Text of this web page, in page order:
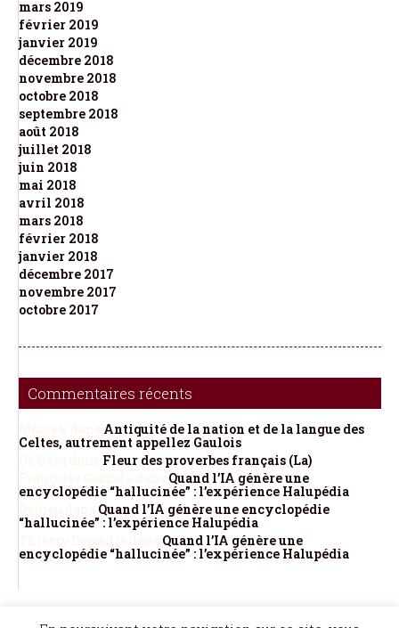
mars 2019
février 2019
janvier 2019
décembre 2018
novembre 2018
octobre 2018
septembre 2018
août 2018
juillet 2018
juin 2018
mai 2018
avril 2018
mars 2018
février 2018
janvier 2018
décembre 2017
novembre 2017
octobre 2017
Commentaires récents
Antiquité de la nation et de la langue des
Celtes, autrement appellez Gaulois
Fleur des proverbes français (La)
Quand l’IA génère une
encyclopédie “hallucinée” : l’expérience Halupédia
Quand l’IA génère une encyclopédie
“hallucinée” : l’expérience Halupédia
Quand l’IA génère une
encyclopédie “hallucinée” : l’expérience Halupédia
©Dicopathe - Tous droits réservés -Mentions légales- Réalisation :Bel et Bien